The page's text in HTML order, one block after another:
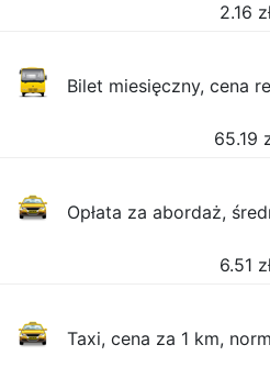
2.16
Bilet miesięczny, cena
65.19
Opłata za abordaż,
6.51
Taxi, cena za 1 km,